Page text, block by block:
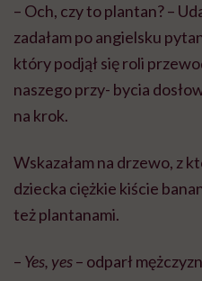
– Och, czy to plantan? –
zadałam po angielsku
który podjął się roli
naszego przy- bycia
na krok.
Wskazałam na drzewo, z
dziecka ciężkie kiście
też plantanami.
– Yes, yes– odparł